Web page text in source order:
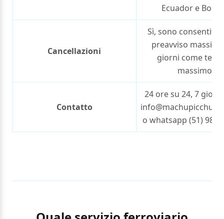
Ecuador e
Cancellazioni
Sì, sono consentiti
preavviso
giorni come
massimo.
Contatto
24 ore su 24, 7
o whatsapp (51) 982